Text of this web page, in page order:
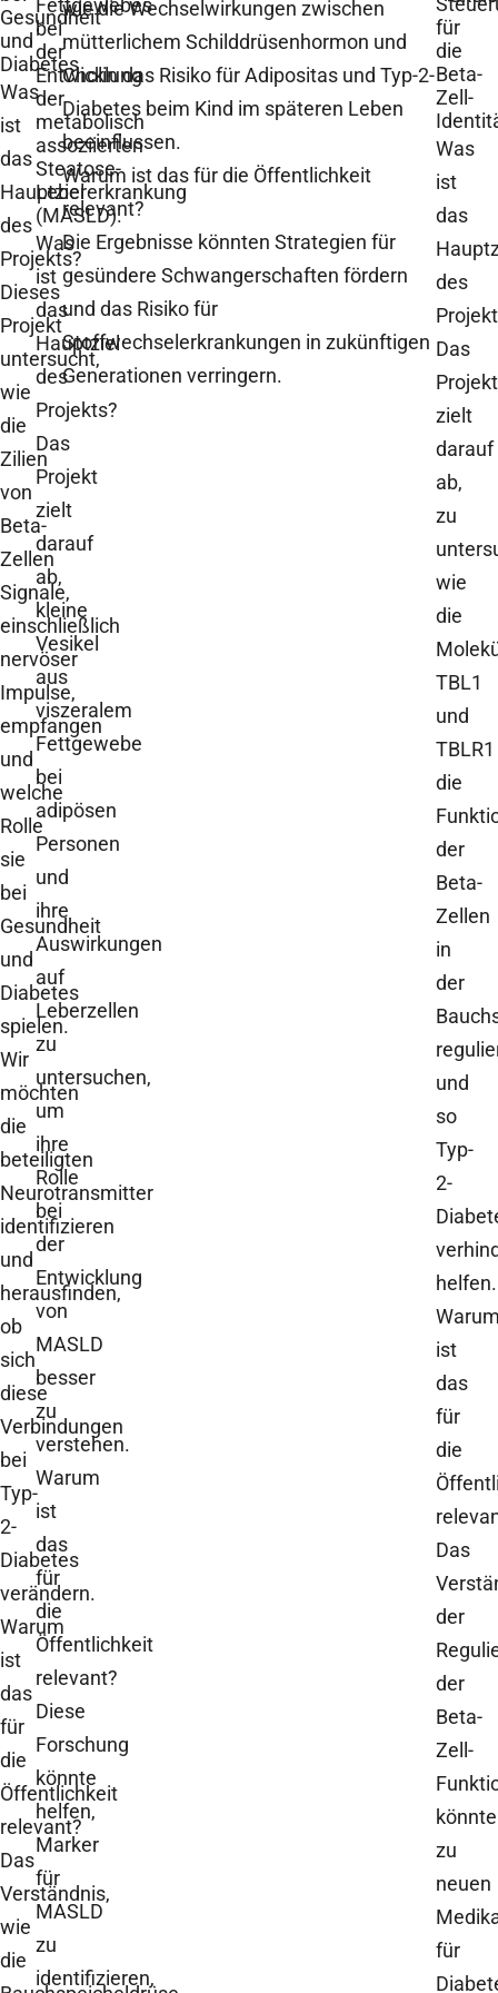
Gesundheit
und
Diabetes
Was
ist
das
Hauptziel
des
Projekts?
Dieses
Projekt
untersucht,
wie
die
Zilien
von
Beta-
Zellen
Signale,
einschließlich
nervöser
Impulse,
empfangen
und
welche
Rolle
sie
bei
Gesundheit
und
Diabetes
spielen.
Wir
möchten
die
beteiligten
Neurotransmitter
identifizieren
und
herausfinden,
ob
sich
diese
Verbindungen
bei
Typ-
2-
Diabetes
verändern.
Warum
ist
das
für
die
Öffentlichkeit
relevant?
Das
Verständnis,
wie
die
bei
der
Entwicklung
der
metabolisch
assoziierten
Steatose-
Lebererkrankung
(MASLD).
Was
ist
das
Hauptziel
des
Projekts?
Das
Projekt
zielt
darauf
ab,
kleine
Vesikel
aus
viszeralem
Fettgewebe
bei
adipösen
Personen
und
ihre
Auswirkungen
auf
Leberzellen
zu
untersuchen,
um
ihre
Rolle
bei
der
Entwicklung
von
MASLD
besser
zu
verstehen.
Warum
ist
das
für
die
Öffentlichkeit
relevant?
Diese
Forschung
könnte
helfen,
Marker
für
MASLD
zu
identifizieren,
wie die Wechselwirkungen zwischen
mütterlichem Schilddrüsenhormon und
Cholin das Risiko für Adipositas und Typ-2-
Diabetes beim Kind im späteren Leben
beeinflussen.
Warum ist das für die Öffentlichkeit
relevant?
Die Ergebnisse könnten Strategien für
gesündere Schwangerschaften fördern
und das Risiko für
Stoffwechselerkrankungen in zukünftigen
Generationen verringern.
für
die
Beta-
Zell-
Was
ist
das
des
Das
Projekt
zielt
darauf
ab,
zu
wie
die
TBL1
und
TBLR1
die
der
Beta-
Zellen
in
der
und
so
Typ-
2-
helfen.
ist
das
für
die
Das
der
der
Beta-
Zell-
könnte
zu
neuen
für